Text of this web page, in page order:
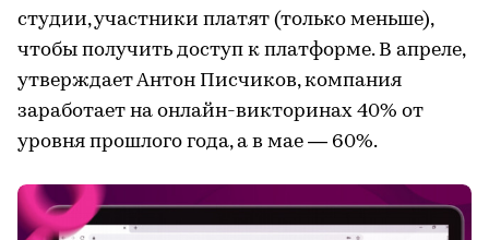
студии, участники платят (только меньше),
чтобы получить доступ к платформе. В апреле,
утверждает Антон Писчиков, компания
заработает на онлайн-викторинах 40% от
уровня прошлого года, а в мае — 60%.